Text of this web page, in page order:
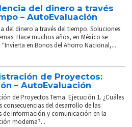
del dinero a través
– AutoEvaluación
del dinero a través del tiempo. Soluciones
Hace muchos años, en México se
en Bonos del Ahorro Nacional,...
de Proyectos:
– AutoEvaluación
de Proyectos Tema: Ejecución 1. ¿Cuáles
consecuencias del desarrollo de las
de información y comunicación en la
moderna?...